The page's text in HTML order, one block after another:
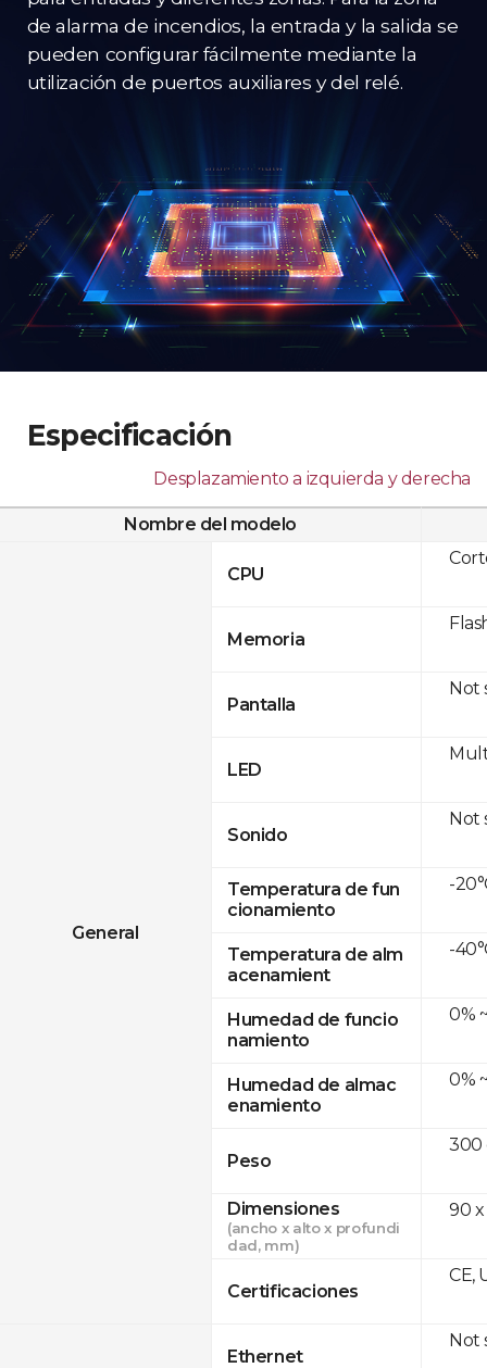
de alarma de incendios, la entrada y la salida se
pueden configurar fácilmente mediante la
utilización de puertos auxiliares y del relé.
Especificación
Desplazamiento a izquierda y derecha
Nombre del modelo
General
CPU
Memoria
Pantalla
LED
Sonido
Temperatura de fun
cionamiento
Temperatura de alm
acenamient
Humedad de funcio
namiento
Humedad de almac
enamiento
Peso
Dimensiones
(ancho x alto x profundi
dad, mm)
Certificaciones
Ethernet
Not
Not
-
-
0%
0%
300
90 x
CE,
Not